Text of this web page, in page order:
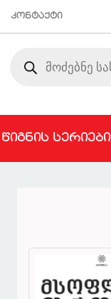
კონტაქტი
წიგნის სერიები